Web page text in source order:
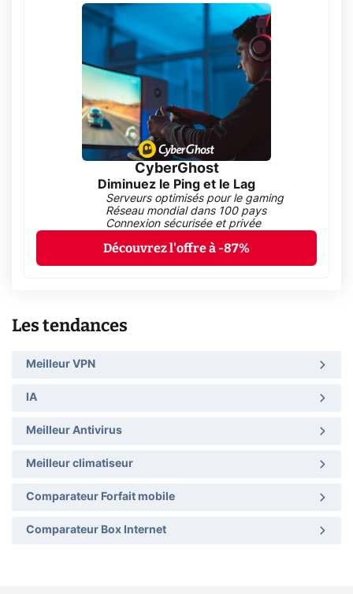
CyberGhost
Diminuez le Ping et le Lag
Serveurs optimisés pour le gaming
Réseau mondial dans 100 pays
Connexion sécurisée et privée
Découvrez l'offre à -87%
Les tendances
Meilleur VPN
IA
Meilleur Antivirus
Meilleur climatiseur
Comparateur Forfait mobile
Comparateur Box Internet